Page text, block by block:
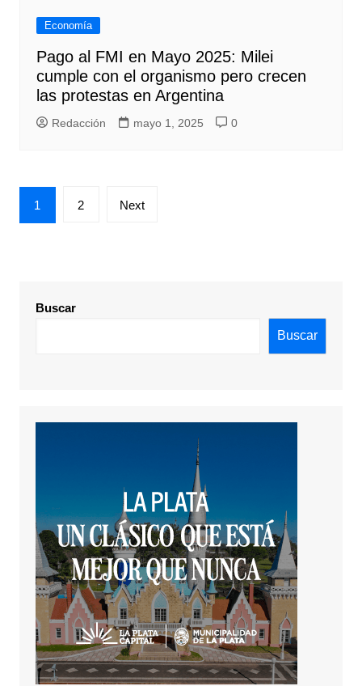
Economía
Pago al FMI en Mayo 2025: Milei
cumple con el organismo pero crecen
las protestas en Argentina
Redacción mayo 1, 2025 0
Paginación
de
1 2 Next
Buscar
Buscar